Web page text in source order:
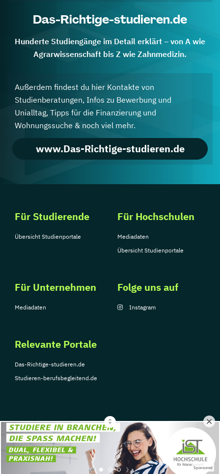
Sponsored
Das-Richtige-studieren.de
Hunderte Studiengänge im Detail erklärt – von A wie
Agrarwissenschaft bis Z wie Zahnmedizin.
Außerdem findest du hier Kontakte von
Studienberatungen, Infos zu Bewerbung und
Unialltag, Tipps für die Finanzierung und
Wohnungssuche & noch viel mehr.
www.Das-Richtige-studieren.de
Für Studierende
Übersicht Studienportale
Für Hochschulen
Mediadaten
Übersicht Studienportale
Für Unternehmen
Mediadaten
Relevante Portale
Das-Richtige-studieren.de
Studieren-berufsbegleitend.de
Folge uns auf
Instagram
© Copyright 2026, TarGroup Media GmbH
Impressum
Über
Datenschutzerklärung Nutzungsbedingungen